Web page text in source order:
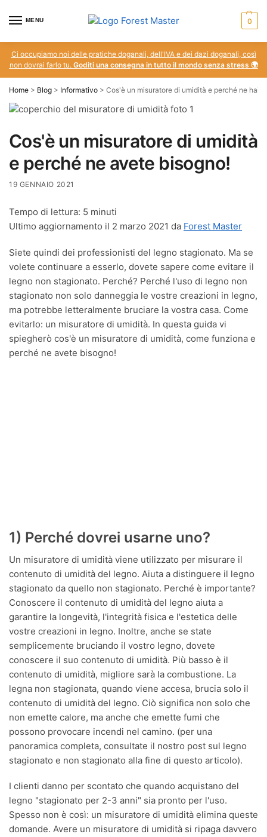
MENU 0
Ci occupiamo noi delle pratiche doganali, dell'IVA e dei dazi doganali, così
non dovrai farlo tu. Goditi una consegna in tutto il mondo senza stress 🌍
Home > Blog > Informativo > Cos'è un misuratore di umidità e perché ne hai
Cos'è un misuratore di umidità
e perché ne avete bisogno!
19 GENNAIO 2021
Tempo di lettura: 5 minuti
Ultimo aggiornamento il 2 marzo 2021 da Forest Master
Siete quindi dei professionisti del legno stagionato. Ma se
volete continuare a esserlo, dovete sapere come evitare il
legno non stagionato. Perché? Perché l'uso di legno non
stagionato non solo danneggia le vostre creazioni in legno,
ma potrebbe letteralmente bruciare la vostra casa. Come
evitarlo: un misuratore di umidità. In questa guida vi
spiegherò cos'è un misuratore di umidità, come funziona e
perché ne avete bisogno!
1) Perché dovrei usarne uno?
Un misuratore di umidità viene utilizzato per misurare il
contenuto di umidità del legno. Aiuta a distinguere il legno
stagionato da quello non stagionato. Perché è importante?
Conoscere il contenuto di umidità del legno aiuta a
garantire la longevità, l'integrità fisica e l'estetica delle
vostre creazioni in legno. Inoltre, anche se state
semplicemente bruciando il vostro legno, dovete
conoscere il suo contenuto di umidità. Più basso è il
contenuto di umidità, migliore sarà la combustione. La
legna non stagionata, quando viene accesa, brucia solo il
contenuto di umidità del legno. Ciò significa non solo che
non emette calore, ma anche che emette fumi che
possono provocare incendi nel camino. (per una
panoramica completa, consultate il nostro post sul legno
stagionato e non stagionato alla fine di questo articolo).
I clienti danno per scontato che quando acquistano del
legno "stagionato per 2-3 anni" sia pronto per l'uso.
Spesso non è così: un misuratore di umidità elimina queste
domande. Avere un misuratore di umidità si ripaga davvero